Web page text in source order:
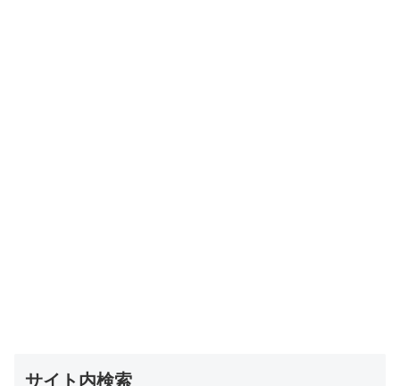
サイト内検索